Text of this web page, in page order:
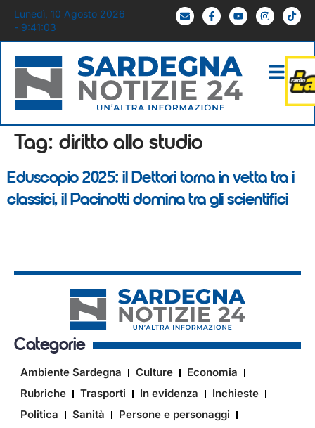
Lunedì, 10 Agosto 2026
- 9:41:03
Tag: diritto allo studio
Eduscopio 2025: il Dettori torna in vetta tra i
classici, il Pacinotti domina tra gli scientifici
Categorie
Ambiente Sardegna Culture
Economia
Rubriche
Trasporti In evidenza
Inchieste
Politica
Sanità
Persone e personaggi